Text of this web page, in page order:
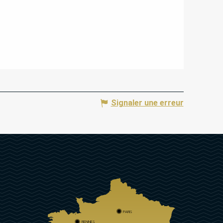
Signaler une erreur
PARIS
RENNES